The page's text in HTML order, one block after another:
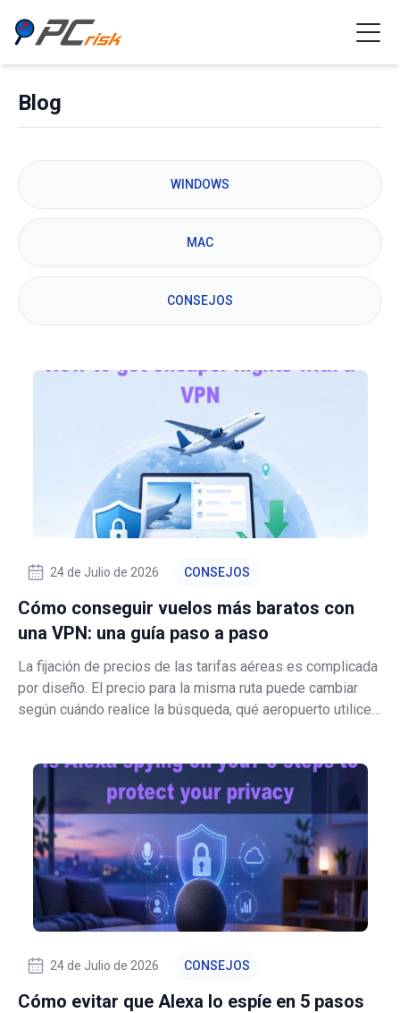
Blog
WINDOWS
MAC
CONSEJOS
24 de Julio de 2026 CONSEJOS
Cómo conseguir vuelos más baratos con
una VPN: una guía paso a paso
La fijación de precios de las tarifas aéreas es complicada
por diseño. El precio para la misma ruta puede cambiar
según cuándo realice la búsqueda, qué aeropuerto utilice,
señala que
24 de Julio de 2026 CONSEJOS
Cómo evitar que Alexa lo espíe en 5 pasos